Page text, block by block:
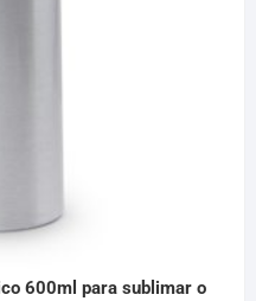
600ml para sublimar o